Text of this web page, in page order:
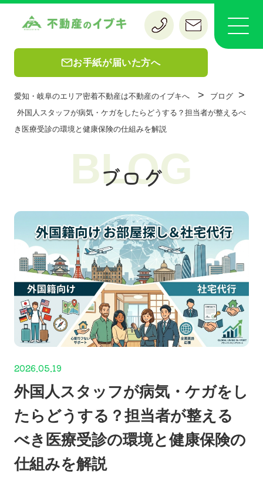
お手紙が届いた方へ
愛知・岐阜のエリア密着不動産は不動産のイブキへ > ブログ >
外国人スタッフが病気・ケガをしたらどうする？担当者が整えるべ
き医療受診の環境と健康保険の仕組みを解説
ブログ
BLOG
2026.05.19
外国人スタッフが病気・ケガをし
たらどうする？担当者が整える
べき医療受診の環境と健康保険の
仕組みを解説